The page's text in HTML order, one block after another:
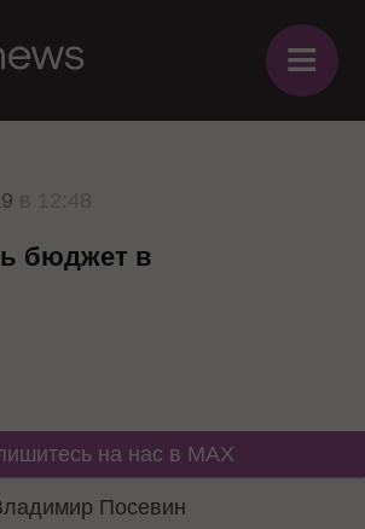
≡
бюджет в
на нас в MAX
Посевин